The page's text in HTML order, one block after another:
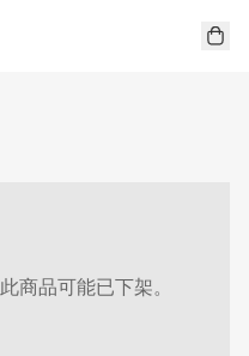
商品可能已下架。